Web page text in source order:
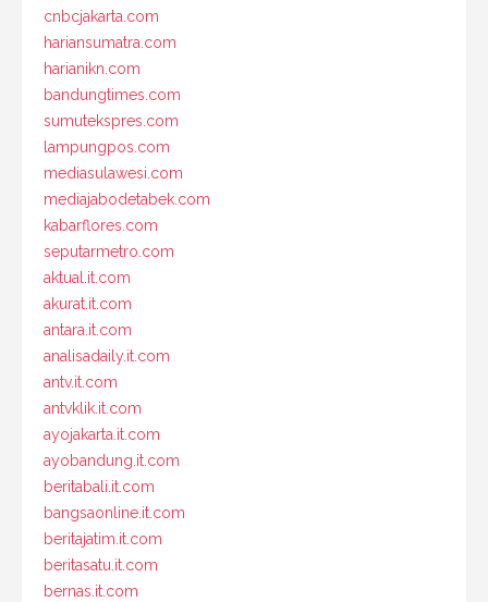
cnbcjakarta.com
hariansumatra.com
harianikn.com
bandungtimes.com
sumutekspres.com
lampungpos.com
mediasulawesi.com
mediajabodetabek.com
kabarflores.com
seputarmetro.com
aktual.it.com
akurat.it.com
antara.it.com
analisadaily.it.com
antv.it.com
antvklik.it.com
ayojakarta.it.com
ayobandung.it.com
beritabali.it.com
bangsaonline.it.com
beritajatim.it.com
beritasatu.it.com
bernas.it.com